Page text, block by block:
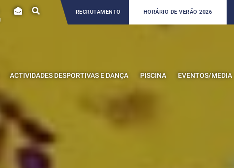
RECRUTAMENTO HORÁRIO DE VERÃO 2026
ACTIVIDADES DESPORTIVAS E DANÇA PISCINA EVENTOS/MEDIA